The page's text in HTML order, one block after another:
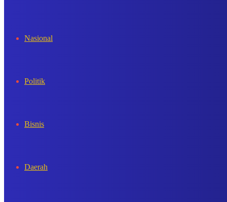
Nasional
Politik
Bisnis
Daerah